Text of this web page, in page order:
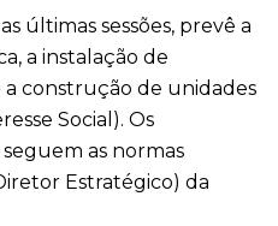
últimas sessões, prevê a
a instalação de
construção de unidades
Social). Os
as normas
Estratégico) da